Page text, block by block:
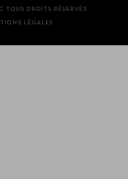
TOUS DROITS RÉSERVÉS
LÉGALES